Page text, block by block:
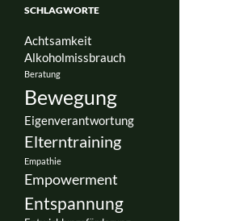
SCHLAGWORTE
Achtsamkeit
Alkoholmissbrauch
Beratung
Bewegung
Eigenverantwortung
Elterntraining
Empathie
Empowerment
Entspannung